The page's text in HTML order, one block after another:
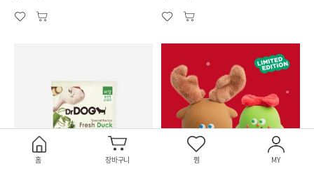
홈 장바구니 찜 MY